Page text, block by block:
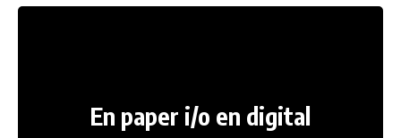
En paper i/o en digital